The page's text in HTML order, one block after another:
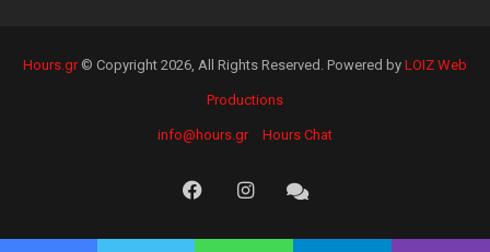
Hours.gr© Copyright 2026, All Rights Reserved. Powered by LOIZ Web
Productions
info@hours.gr Hours Chat
FacebookInstagramHours
Chat